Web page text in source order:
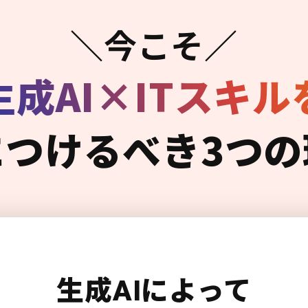
＼今こそ／
成AI×ITスキル
けるべき3つ
生成AIによって